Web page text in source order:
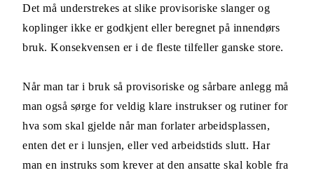
Det må understrekes at slike provisoriske slanger og
koplinger ikke er godkjent eller beregnet på innendørs
bruk. Konsekvensen er i de fleste tilfeller ganske store.
Når man tar i bruk så provisoriske og sårbare anlegg må
man også sørge for veldig klare instrukser og rutiner for
hva som skal gjelde når man forlater arbeidsplassen,
enten det er i lunsjen, eller ved arbeidstids slutt. Har
man en instruks som krever at den ansatte skal koble fra